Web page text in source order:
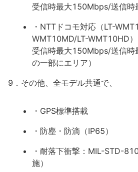
受信時最大150Mbps/送信
・NTTドコモ対応（LT-
WMT10MD/LT-WMT10HD）
受信時最大150Mbps/送信時
の一部にエリア）
9．その他、全モデル共通で、
・GPS標準搭載
・防塵・防滴（IP65）
・耐落下衝撃：MIL-STD-
施）